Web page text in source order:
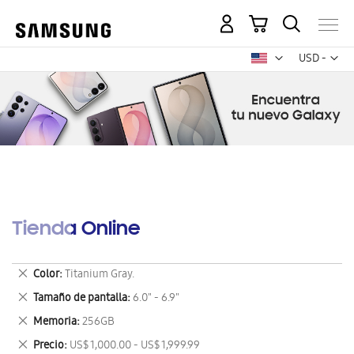
USD -
dólar
Mi carrito
Tienda Online
Color Titanium Gray.
Eliminar
este
artículo
Tamaño de pantalla 6.0" - 6.9"
Eliminar
este
artículo
Memoria 256GB
Eliminar
este
Precio US$ 1,000.00 - US$ 1,999.99
Eliminar